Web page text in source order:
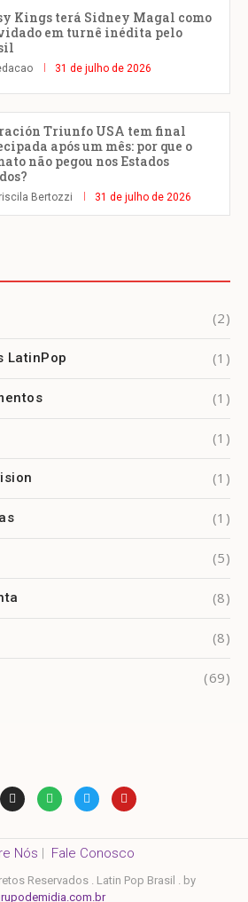
Kings terá Sidney Magal como
em turnê inédita pelo
31 de julho de 2026
Triunfo USA tem final
após um mês: por que o
não pegou nos Estados
Bertozzi 31 de julho de 2026
(2)
LatinPop (1)
(1)
(1)
(1)
(1)
(5)
(8)
(8)
(69)
Nós | Fale Conosco
Reservados . Latin Pop Brasil . by